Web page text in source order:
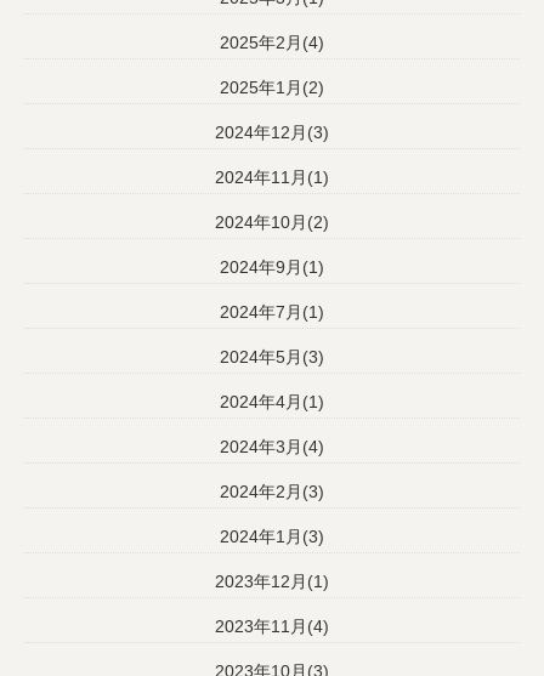
2025年2月(4)
2025年1月(2)
2024年12月(3)
2024年11月(1)
2024年10月(2)
2024年9月(1)
2024年7月(1)
2024年5月(3)
2024年4月(1)
2024年3月(4)
2024年2月(3)
2024年1月(3)
2023年12月(1)
2023年11月(4)
2023年10月(3)